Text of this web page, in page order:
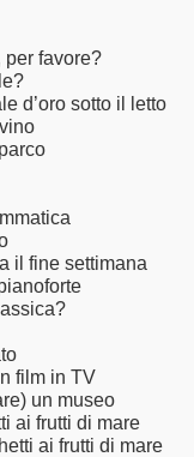
per favore?
d’oro sotto il letto
il fine settimana
film in TV
un museo
ai frutti di mare
ai frutti di mare